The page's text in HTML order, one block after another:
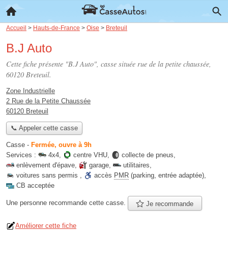
Accueil > Hauts-de-France > Oise > Breteuil
B.J Auto
Cette fiche présente "B.J Auto", casse située rue de la petite chaussée,
60120 Breteuil.
Zone Industrielle
2 Rue de la Petite Chaussée
60120 Breteuil
📞 Appeler cette casse
Casse - Fermée, ouvre à 9h
Services :
4x4, centre VHU, collecte de pneus,
enlèvement d'épave, garage, utilitaires,
voitures sans permis , accès PMR (parking, entrée adaptée),
CB acceptée
Une personne recommande cette casse. Je recommande
Améliorer cette fiche